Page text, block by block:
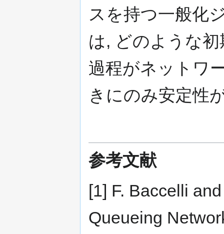
スを持つ一般化
は, どのような
過程がネットワ
きにのみ安定性
参考文献
[1] F. Baccelli
Queueing